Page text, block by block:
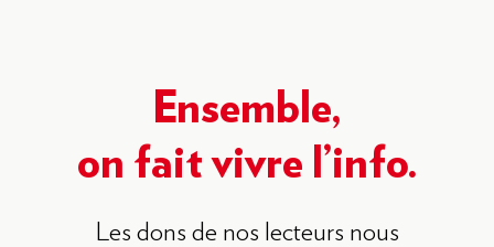
Ensemble,
on fait vivre l’info.
Les dons de nos lecteurs nous